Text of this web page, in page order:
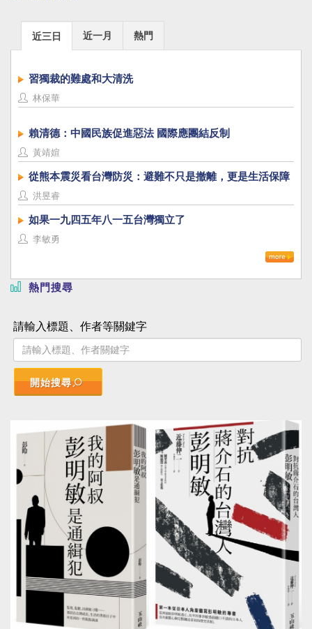
近三日 近一月 熱門
習獨裁的難處和大清洗
林保華
賴清德：中國民族促進惡法 國際應團結反制
黃靖媗
從熊本震災看台灣防災：避難不只是撤離，更是生活保障
洪昱睿
如果一九四五年八一五台灣獨立了
李敏勇
熱門搜尋
請輸入標題、作者等關鍵字
開始搜尋